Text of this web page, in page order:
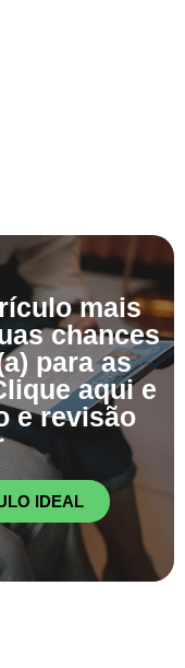
mais
chances
para as
aqui e
e revisão
IDEAL